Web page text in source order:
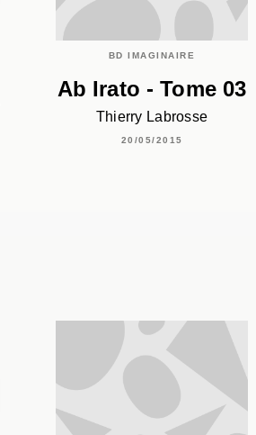
BD IMAGINAIRE
Ab Irato - Tome 03
Thierry Labrosse
20/05/2015